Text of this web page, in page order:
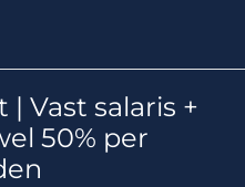
Vast salaris +
50% per